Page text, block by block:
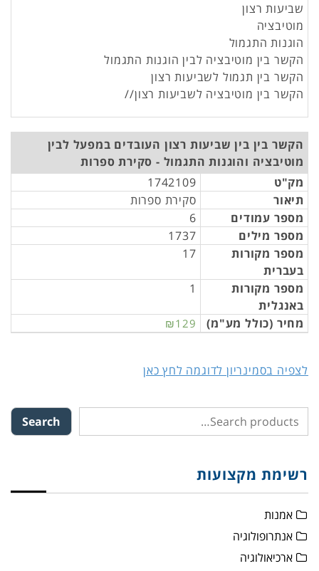
שביעות רצון
מוטיבציה
הוגנות התגמול
הקשר בין מוטיבציה לבין הוגנות התגמול
הקשר בין תגמול לשביעות רצון
הקשר בין מוטיבציה לשביעות רצון//
הקשר בין בין שביעות רצון העובדים במפעל לבין
מוטיבציה והוגנות התגמול - סקירת ספרות
מק"ט
1742109
תיאור
סקירת ספרות
מספר עמודים
6
מספר מילים
1737
מספר מקורות
בעברית
17
מספר מקורות
באנגלית
1
מחיר (כולל מע"מ) ₪129
לצפיה בסמינריון לדוגמה לחץ כאן
Search
רשימת מקצועות
אמנות
אנתרופולוגיה
ארכיאולוגיה